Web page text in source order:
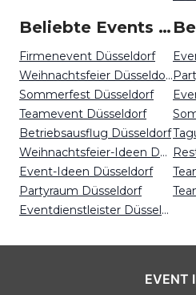
Beliebte Events in Düsseldorf
Firmenevent Düsseldorf
Weihnachtsfeier Düsseldorf
Sommerfest Düsseldorf
Teamevent Düsseldorf
Betriebsausflug Düsseldorf
Weihnachtsfeier-Ideen Düsseldorf
Event-Ideen Düsseldorf
Partyraum Düsseldorf
Eventdienstleister Düsseldorf
EVENT